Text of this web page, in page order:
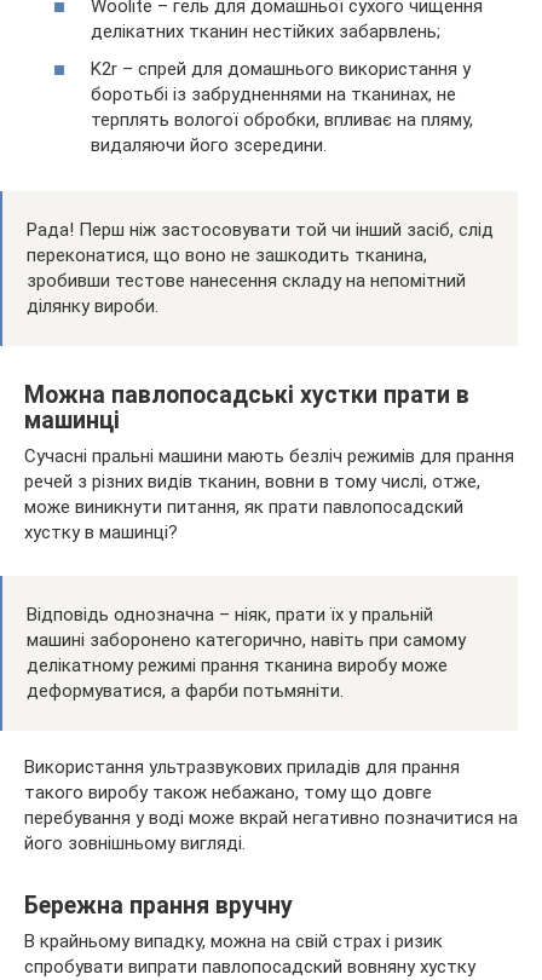
Woolite – гель для домашньої сухого чищення
делікатних тканин нестійких забарвлень;
K2r – спрей для домашнього використання у
боротьбі із забрудненнями на тканинах, не
терплять вологої обробки, впливає на пляму,
видаляючи його зсередини.
Рада! Перш ніж застосовувати той чи інший засіб, слід
переконатися, що воно не зашкодить тканина,
зробивши тестове нанесення складу на непомітний
ділянку вироби.
Можна павлопосадські хустки прати в
машинці
Сучасні пральні машини мають безліч режимів для прання
речей з різних видів тканин, вовни в тому числі, отже,
може виникнути питання, як прати павлопосадский
хустку в машинці?
Відповідь однозначна – ніяк, прати їх у пральній
машині заборонено категорично, навіть при самому
делікатному режимі прання тканина виробу може
деформуватися, а фарби потьмяніти.
Використання ультразвукових приладів для прання
такого виробу також небажано, тому що довге
перебування у воді може вкрай негативно позначитися на
його зовнішньому вигляді.
Бережна прання вручну
В крайньому випадку, можна на свій страх і ризик
спробувати випрати павлопосадский вовняну хустку